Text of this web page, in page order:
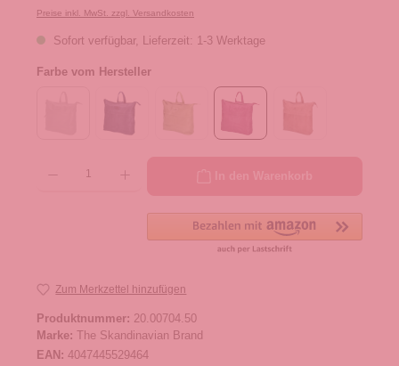
Preise inkl. MwSt. zzgl. Versandkosten
Sofort verfügbar, Lieferzeit: 1-3 Werktage
Farbe vom Hersteller
Zum Merkzettel hinzufügen
Produktnummer: 20.00704.50
Marke: The Skandinavian Brand
EAN: 4047445529464